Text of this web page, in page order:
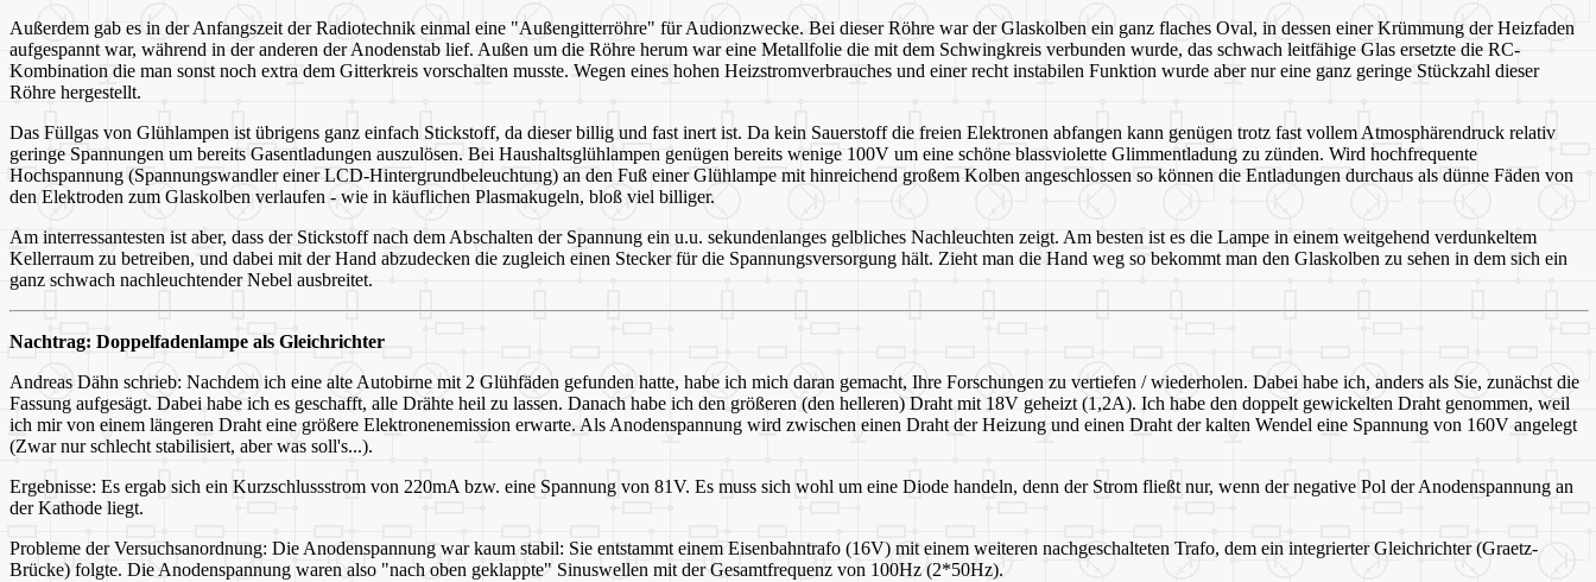
Außerdem gab es in der Anfangszeit der Radiotechnik einmal eine "Außengitterröhre" für Audionzwecke. Bei dieser Röhre war der Glaskolben ein ganz flaches Oval, in dessen einer Krümmung der Heizfaden
aufgespannt war, während in der anderen der Anodenstab lief. Außen um die Röhre herum war eine Metallfolie die mit dem Schwingkreis verbunden wurde, das schwach leitfähige Glas ersetzte die RC-
Kombination die man sonst noch extra dem Gitterkreis vorschalten musste. Wegen eines hohen Heizstromverbrauches und einer recht instabilen Funktion wurde aber nur eine ganz geringe Stückzahl dieser
Röhre hergestellt.
Das Füllgas von Glühlampen ist übrigens ganz einfach Stickstoff, da dieser billig und fast inert ist. Da kein Sauerstoff die freien Elektronen abfangen kann genügen trotz fast vollem Atmosphärendruck relativ
geringe Spannungen um bereits Gasentladungen auszulösen. Bei Haushaltsglühlampen genügen bereits wenige 100V um eine schöne blassviolette Glimmentladung zu zünden. Wird hochfrequente
Hochspannung (Spannungswandler einer LCD-Hintergrundbeleuchtung) an den Fuß einer Glühlampe mit hinreichend großem Kolben angeschlossen so können die Entladungen durchaus als dünne Fäden von
den Elektroden zum Glaskolben verlaufen - wie in käuflichen Plasmakugeln, bloß viel billiger.
Am interressantesten ist aber, dass der Stickstoff nach dem Abschalten der Spannung ein u.u. sekundenlanges gelbliches Nachleuchten zeigt. Am besten ist es die Lampe in einem weitgehend verdunkeltem
Kellerraum zu betreiben, und dabei mit der Hand abzudecken die zugleich einen Stecker für die Spannungsversorgung hält. Zieht man die Hand weg so bekommt man den Glaskolben zu sehen in dem sich ein
ganz schwach nachleuchtender Nebel ausbreitet.
Nachtrag: Doppelfadenlampe als Gleichrichter
Andreas Dähn schrieb: Nachdem ich eine alte Autobirne mit 2 Glühfäden gefunden hatte, habe ich mich daran gemacht, Ihre Forschungen zu vertiefen / wiederholen. Dabei habe ich, anders als Sie, zunächst die
Fassung aufgesägt. Dabei habe ich es geschafft, alle Drähte heil zu lassen. Danach habe ich den größeren (den helleren) Draht mit 18V geheizt (1,2A). Ich habe den doppelt gewickelten Draht genommen, weil
ich mir von einem längeren Draht eine größere Elektronenemission erwarte. Als Anodenspannung wird zwischen einen Draht der Heizung und einen Draht der kalten Wendel eine Spannung von 160V angelegt
(Zwar nur schlecht stabilisiert, aber was soll's...).
Ergebnisse: Es ergab sich ein Kurzschlussstrom von 220mA bzw. eine Spannung von 81V. Es muss sich wohl um eine Diode handeln, denn der Strom fließt nur, wenn der negative Pol der Anodenspannung an
der Kathode liegt.
Probleme der Versuchsanordnung: Die Anodenspannung war kaum stabil: Sie entstammt einem Eisenbahntrafo (16V) mit einem weiteren nachgeschalteten Trafo, dem ein integrierter Gleichrichter (Graetz-
Brücke) folgte. Die Anodenspannung waren also "nach oben geklappte" Sinuswellen mit der Gesamtfrequenz von 100Hz (2*50Hz).